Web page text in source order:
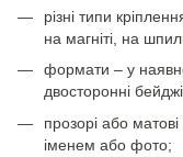
різні типи
на магніті, на
формати – у
двосторонні
прозорі або
іменем або фото;